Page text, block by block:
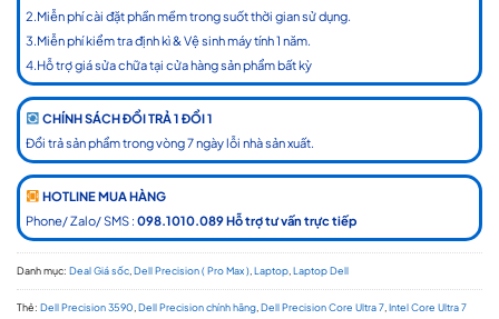
2.Miễn phí cài đặt phần mềm trong suốt thời gian sử dụng.
3.Miễn phí kiểm tra định kì & Vệ sinh máy tính 1 năm.
4.Hỗ trợ giá sửa chữa tại cửa hàng sản phẩm bất kỳ
CHÍNH SÁCH ĐỔI TRẢ 1 ĐỔI 1
Đổi trả sản phẩm trong vòng 7 ngày lỗi nhà sản xuất.
HOTLINE MUA HÀNG
Phone/ Zalo/ SMS : 098.1010.089 Hỗ trợ tư vấn trực tiếp
Danh mục: Deal Giá sốc Dell Precision ( Pro Max ) Laptop Laptop Dell
Thẻ: Dell Precision 3590 Dell Precision chính hãng Dell Precision Core Ultra 7 Intel Core Ultra 7